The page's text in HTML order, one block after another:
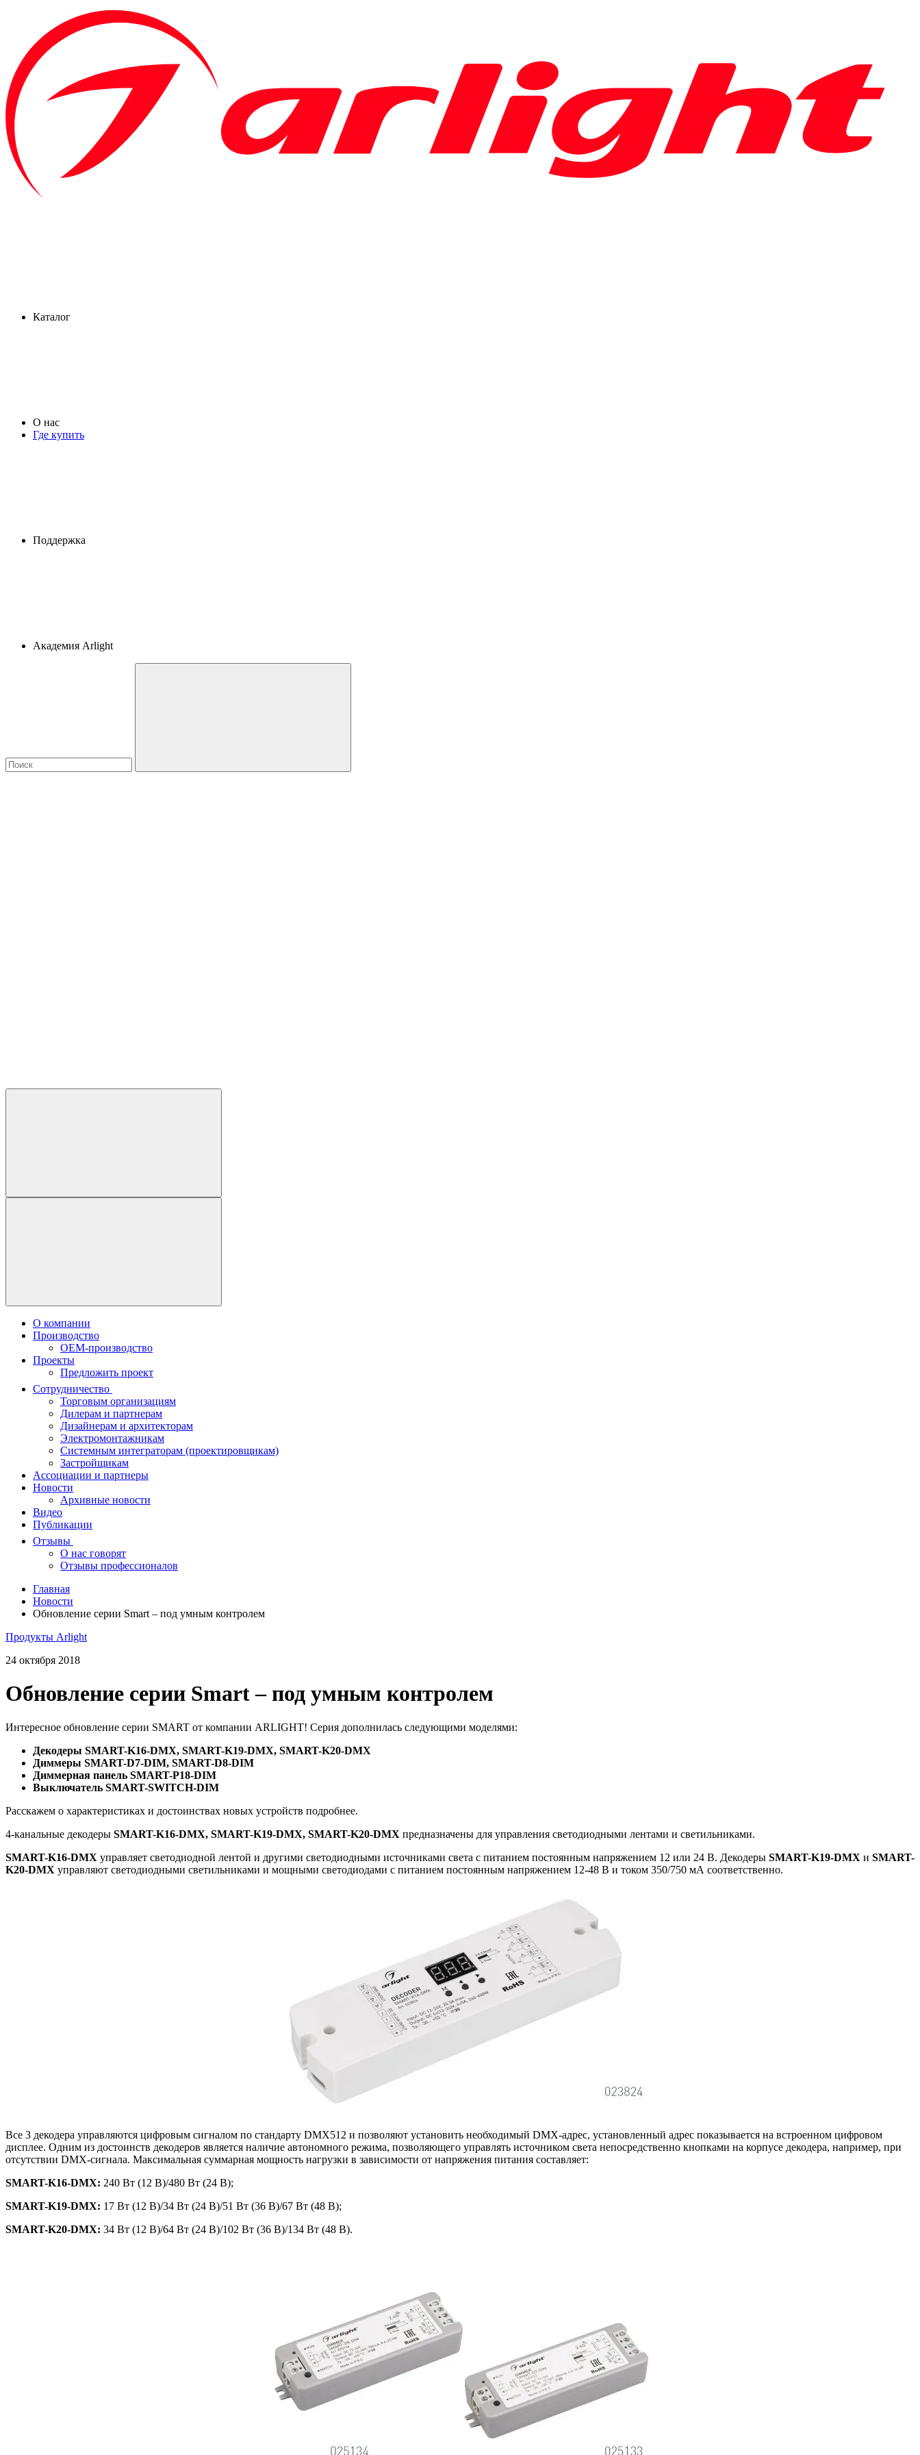
Каталог
О нас
Где купить
Поддержка
Академия Arlight
О компании
Производство
OEM-производство
Проекты
Предложить проект
Сотрудничество
Торговым организациям
Дилерам и партнерам
Дизайнерам и архитекторам
Электромонтажникам
Системным интеграторам (проектировщикам)
Застройщикам
Ассоциации и партнеры
Новости
Архивные новости
Видео
Публикации
Отзывы
О нас говорят
Отзывы профессионалов
Главная
Новости
Обновление серии Smart – под умным контролем
Продукты Arlight
24 октября 2018
Обновление серии Smart – под умным контролем
Интересное обновление серии SMART от компании ARLIGHT! Серия дополнилась следующими моделями:
Декодеры SMART-K16-DMX, SMART-K19-DMX, SMART-K20-DMX
Диммеры SMART-D7-DIM, SMART-D8-DIM
Диммерная панель SMART-P18-DIM
Выключатель SMART-SWITCH-DIM
Расскажем о характеристиках и достоинствах новых устройств подробнее.
4-канальные декодеры SMART-K16-DMX, SMART-K19-DMX, SMART-K20-DMX предназначены для управления светодиодными лентами и светильниками.
SMART-K16-DMX управляет светодиодной лентой и другими светодиодными источниками света с питанием постоянным напряжением 12 или 24 В. Декодеры SMART-K19-DMX и SMART-
K20-DMX управляют светодиодными светильниками и мощными светодиодами с питанием постоянным напряжением 12-48 В и током 350/750 мА соответственно.
Все 3 декодера управляются цифровым сигналом по стандарту DMX512 и позволяют установить необходимый DMX-адрес, установленный адрес показывается на встроенном цифровом
дисплее. Одним из достоинств декодеров является наличие автономного режима, позволяющего управлять источником света непосредственно кнопками на корпусе декодера, например, при
отсутствии DMX-сигнала. Максимальная суммарная мощность нагрузки в зависимости от напряжения питания составляет:
SMART-K16-DMX: 240 Вт (12 В)/480 Вт (24 В);
SMART-K19-DMX: 17 Вт (12 В)/34 Вт (24 В)/51 Вт (36 В)/67 Вт (48 В);
SMART-K20-DMX: 34 Вт (12 В)/64 Вт (24 В)/102 Вт (36 В)/134 Вт (48 В).